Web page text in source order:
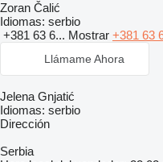
Zoran Čalić
Idiomas: serbio
+381 63 6... Mostrar +381 63
Llámame Ahora
Jelena Gnjatić
Idiomas: serbio
Dirección
Serbia